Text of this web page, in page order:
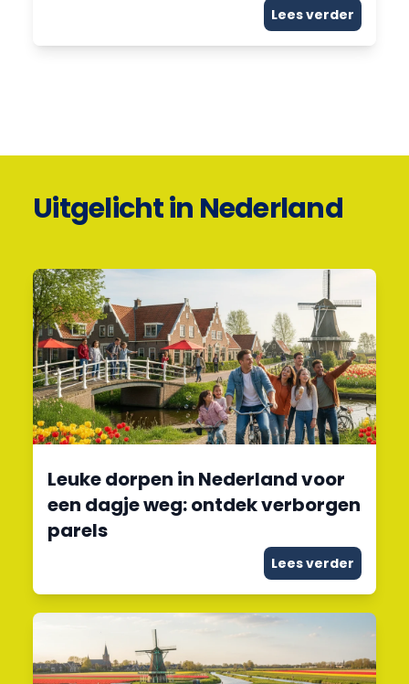
Lees verder
Uitgelicht in Nederland
Leuke dorpen in Nederland voor
een dagje weg: ontdek verborgen
parels
Lees verder